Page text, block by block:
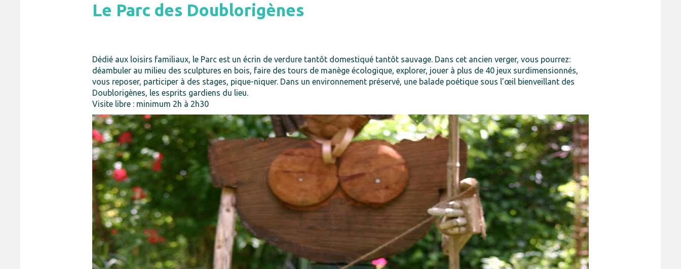
Le Parc des Doublorigènes
Dédié aux loisirs familiaux, le Parc est un écrin de verdure tantôt domestiqué tantôt sauvage. Dans cet ancien verger, vous pourrez:
déambuler au milieu des sculptures en bois, faire des tours de manège écologique, explorer, jouer à plus de 40 jeux surdimensionnés,
vous reposer, participer à des stages, pique-niquer. Dans un environnement préservé, une balade poétique sous l’œil bienveillant des
Doublorigènes, les esprits gardiens du lieu.
Visite libre : minimum 2h à 2h30